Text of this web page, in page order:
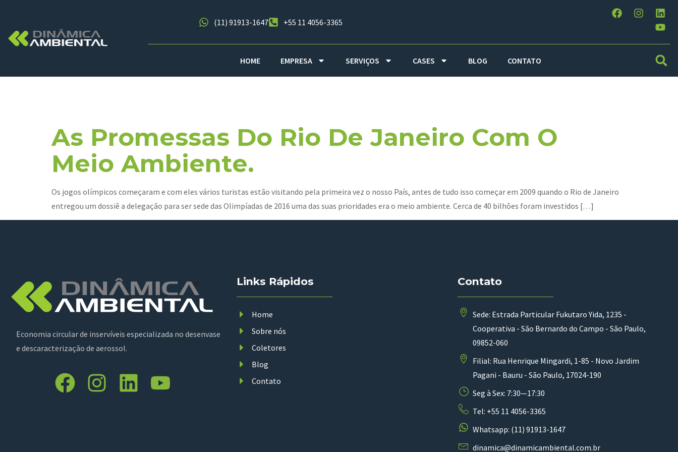
(11) 91913-1647 +55 11 4056-3365
HOME EMPRESA SERVIÇOS CASES BLOG CONTATO
As Promessas Do Rio De Janeiro Com O
Meio Ambiente.
Os jogos olímpicos começaram e com eles vários turistas estão visitando pela primeira vez o nosso País, antes de tudo isso começar em 2009 quando o Rio de Janeiro
entregou um dossiê a delegação para ser sede das Olimpíadas de 2016 uma das suas prioridades era o meio ambiente. Cerca de 40 bilhões foram investidos […]
Economia circular de inservíveis especializada no desenvase
e descaracterização de aerossol.
Links Rápidos
Home
Sobre nós
Coletores
Blog
Contato
Contato
Sede: Estrada Particular Fukutaro Yida, 1235 -
Cooperativa - São Bernardo do Campo - São Paulo,
09852-060
Filial: Rua Henrique Mingardi, 1-85 - Novo Jardim
Pagani - Bauru - São Paulo, 17024-190
Seg à Sex: 7:30—17:30
Tel: +55 11 4056-3365
Whatsapp: (11) 91913-1647
dinamica@dinamicambiental.com.br